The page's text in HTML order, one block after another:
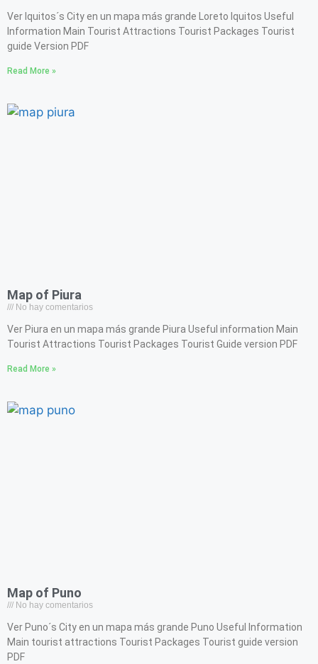
Ver Iquitos´s City en un mapa más grande Loreto Iquitos Useful
Information Main Tourist Attractions Tourist Packages Tourist
guide Version PDF
Read More »
Map of Piura
No hay comentarios
Ver Piura en un mapa más grande Piura Useful information Main
Tourist Attractions Tourist Packages Tourist Guide version PDF
Read More »
Map of Puno
No hay comentarios
Ver Puno´s City en un mapa más grande Puno Useful Information
Main tourist attractions Tourist Packages Tourist guide version
PDF